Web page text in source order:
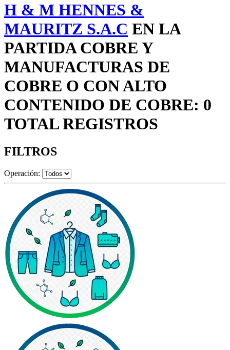
H & M HENNES &
MAURITZ S.A.C EN LA
PARTIDA COBRE Y
MANUFACTURAS DE
COBRE O CON ALTO
CONTENIDO DE COBRE: 0
TOTAL REGISTROS
FILTROS
Operación: